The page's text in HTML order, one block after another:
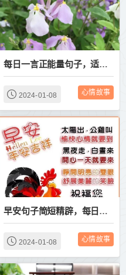
每日一言正能量句子，适合清晨发圈的早安励志心语
2024-01-08 心情故事
早安句子简短精辟，每日一言正能量文案
2024-01-08 心情故事